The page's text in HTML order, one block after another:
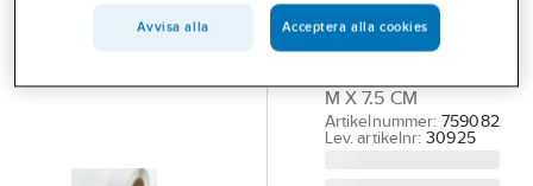
TÄTBAND
SJÄLVHÄFTANDE
M X 7.5 CM
Artikelnummer: 759082
Lev. artikelnr: 30925
Avvisa alla Acceptera alla cookies